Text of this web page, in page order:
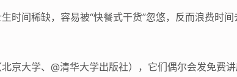
生时间稀缺，容易被“快餐式干货”忽悠，反而浪费时间
京大学、@清华大学出版社），它们偶尔会发免费讲